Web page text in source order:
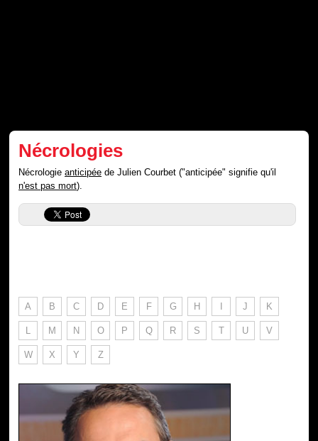
Nécrologies
Nécrologieanticipée de Julien Courbet ("anticipée" signifie qu'il
n'est pas mort).
A B C D E F G H I J K
L M N O P Q R S T U V
W X Y Z